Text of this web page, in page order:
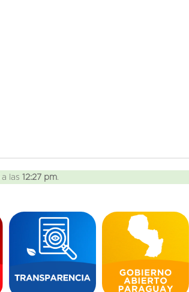
a las12:27 pm